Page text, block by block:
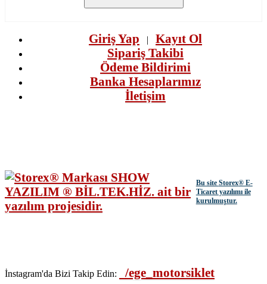
Giriş Yap | Kayıt Ol
Sipariş Takibi
Ödeme Bildirimi
Banka Hesaplarımız
İletişim
Bu site Storex® E-
Ticaret yazılımı ile
kurulmuştur.
İnstagram'da Bizi Takip Edin: /ege_motorsiklet